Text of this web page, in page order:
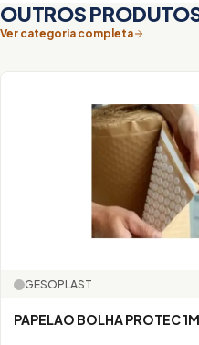
OUTROS
Ver categoria completa
GESOPLAST
PAPELAO BOLHA